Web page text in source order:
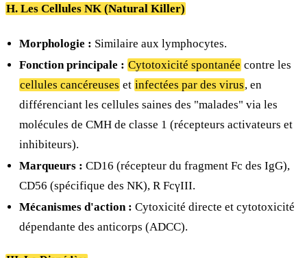
H. Les Cellules NK (Natural Killer)
Morphologie : Similaire aux lymphocytes.
Fonction principale : Cytotoxicité spontanée contre les
cellules cancéreuses et infectées par des virus, en
différenciant les cellules saines des "malades" via les
molécules de CMH de classe 1 (récepteurs activateurs et
inhibiteurs).
Marqueurs : CD16 (récepteur du fragment Fc des IgG),
CD56 (spécifique des NK), R FcγIII.
Mécanismes d'action : Cytoxicité directe et cytotoxicité
dépendante des anticorps (ADCC).